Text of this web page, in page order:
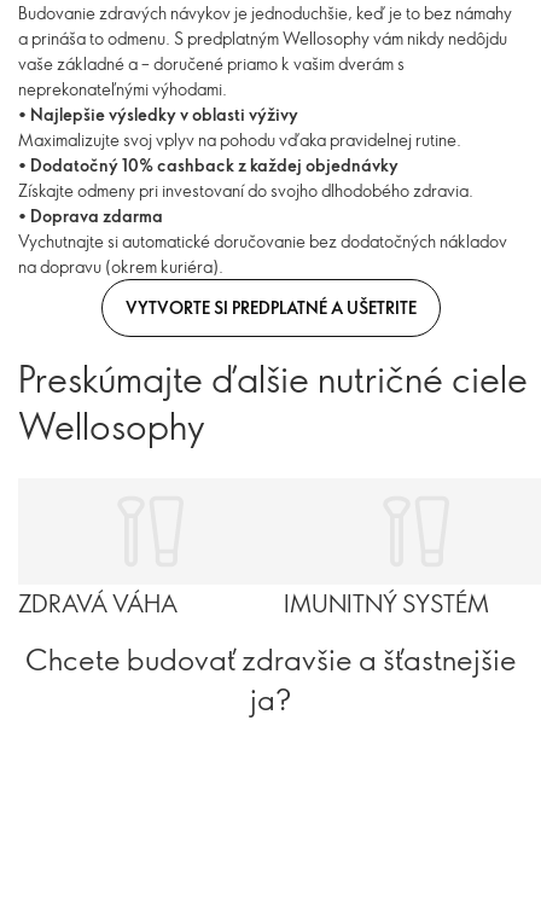
Budovanie zdravých návykov je jednoduchšie, keď je to bez námahy
a prináša to odmenu. S predplatným Wellosophy vám nikdy nedôjdu
vaše základné a – doručené priamo k vašim dverám s
neprekonateľnými výhodami.
• Najlepšie výsledky v oblasti výživy
Maximalizujte svoj vplyv na pohodu vďaka pravidelnej rutine.
• Dodatočný 10% cashback z každej objednávky
Získajte odmeny pri investovaní do svojho dlhodobého zdravia.
• Doprava zdarma
Vychutnajte si automatické doručovanie bez dodatočných nákladov
na dopravu (okrem kuriéra).
VYTVORTE SI PREDPLATNÉ A UŠETRITE
Preskúmajte ďalšie nutričné ​​ciele
Wellosophy
ZDRAVÁ VÁHA IMUNITNÝ SYSTÉM
Chcete budovať zdravšie a šťastnejšie
ja?